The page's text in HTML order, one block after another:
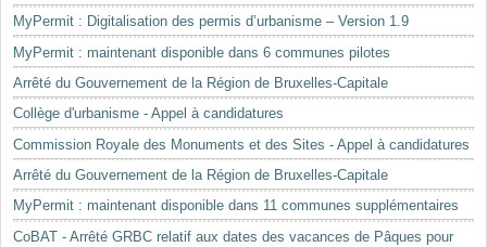
MyPermit : Digitalisation des permis d’urbanisme – Version 1.9
MyPermit : maintenant disponible dans 6 communes pilotes
Arrêté du Gouvernement de la Région de Bruxelles-Capitale
Collège d'urbanisme - Appel à candidatures
Commission Royale des Monuments et des Sites - Appel à candidatures
Arrêté du Gouvernement de la Région de Bruxelles-Capitale
MyPermit : maintenant disponible dans 11 communes supplémentaires
CoBAT - Arrêté GRBC relatif aux dates des vacances de Pâques pour